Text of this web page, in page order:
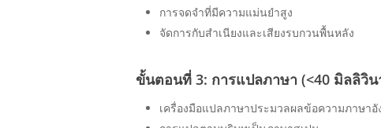
การจดจำที่มีความแม่นยำสูง
จัดการกับสำเนียงและเสียงรบกวนพื้นหลัง
ขั้นตอนที่ 3: การแปลภาษา (<40 มิลลิวิน
เครื่องมือแปลภาษาประมวลผลข้อความภาษาอั